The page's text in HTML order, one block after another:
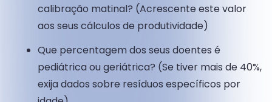
calibração matinal? (Acrescente este valor
aos seus cálculos de produtividade)
Que percentagem dos seus doentes é
pediátrica ou geriátrica? (Se tiver mais de 40%,
exija dados sobre resíduos específicos por